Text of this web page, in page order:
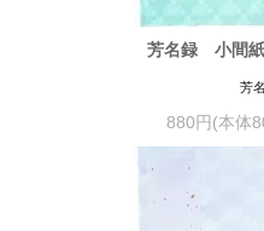
芳名録 小間
芳
880円(本体